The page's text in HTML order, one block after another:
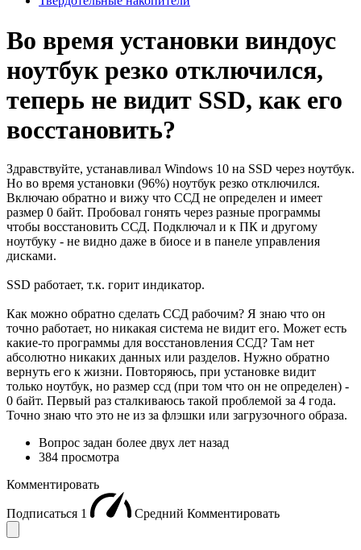
Во время установки виндоус
ноутбук резко отключился,
теперь не видит SSD, как его
восстановить?
Здравствуйте, устанавливал Windows 10 на SSD через ноутбук.
Но во время установки (96%) ноутбук резко отключился.
Включаю обратно и вижу что ССД не определен и имеет
размер 0 байт. Пробовал гонять через разные программы
чтобы восстановить ССД. Подключал и к ПК и другому
ноутбуку - не видно даже в биосе и в панеле управления
дисками.
SSD работает, т.к. горит индикатор.
Как можно обратно сделать ССД рабочим? Я знаю что он
точно работает, но никакая система не видит его. Может есть
какие-то программы для восстановления ССД? Там нет
абсолютно никаких данных или разделов. Нужно обратно
вернуть его к жизни. Повторяюсь, при установке видит
только ноутбук, но размер ссд (при том что он не определен) -
0 байт. Первый раз сталкиваюсь такой проблемой за 4 года.
Точно знаю что это не из за флэшки или загрузочного образа.
Вопрос задан более двух лет назад
384 просмотра
Комментировать
Подписаться 1 Средний Комментировать